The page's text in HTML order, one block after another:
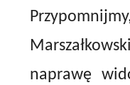
naprawę